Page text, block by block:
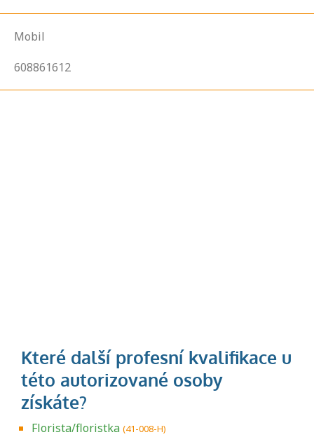
Mobil
608861612
Florista/floristka (41-008-H)